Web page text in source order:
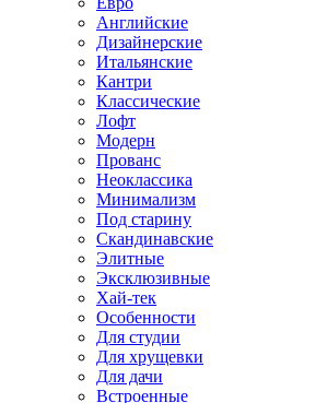
Английские
Дизайнерские
Итальянские
Кантри
Классические
Лофт
Модерн
Прованс
Неоклассика
Минимализм
Под старину
Скандинавские
Элитные
Эксклюзивные
Хай-тек
Особенности
Для студии
Для хрущевки
Для дачи
Встроенные